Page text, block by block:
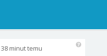
38 minut temu